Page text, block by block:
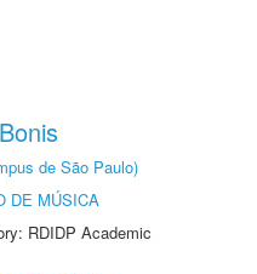
de São Paulo)
DE MÚSICA
RDIDP Academic